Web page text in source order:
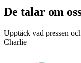
De talar om oss
Upptäck vad pressen
Charlie